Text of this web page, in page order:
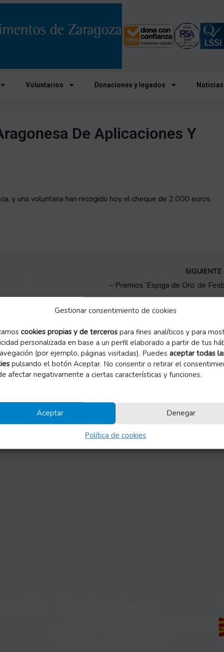
Gestionar consentimiento de cookies
cookies propias y de terceros para fines analíticos y para
personalizada en base a un perfil elaborado a partir de tus
(por ejemplo, páginas visitadas). Puedes aceptar todas
pulsando el botón Aceptar. No consentir o retirar el
afectar negativamente a ciertas características y funciones.
Aceptar Denegar
Política de cookies
Voluntarios Donaciones y legados Noticias
De Aplicaciones Y
y una voluntaria han recogido hoy el cheque de 2.000 euros
SIGUIENTE
– Premios ‘Espiga de Oro’ de
– Solidaridad de la Asociación de Mayoristas